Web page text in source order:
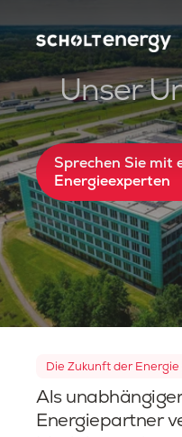
Unser
Sprechen Sie mit
Energieexperten
Die Zukunft der
Als
Energiepartner